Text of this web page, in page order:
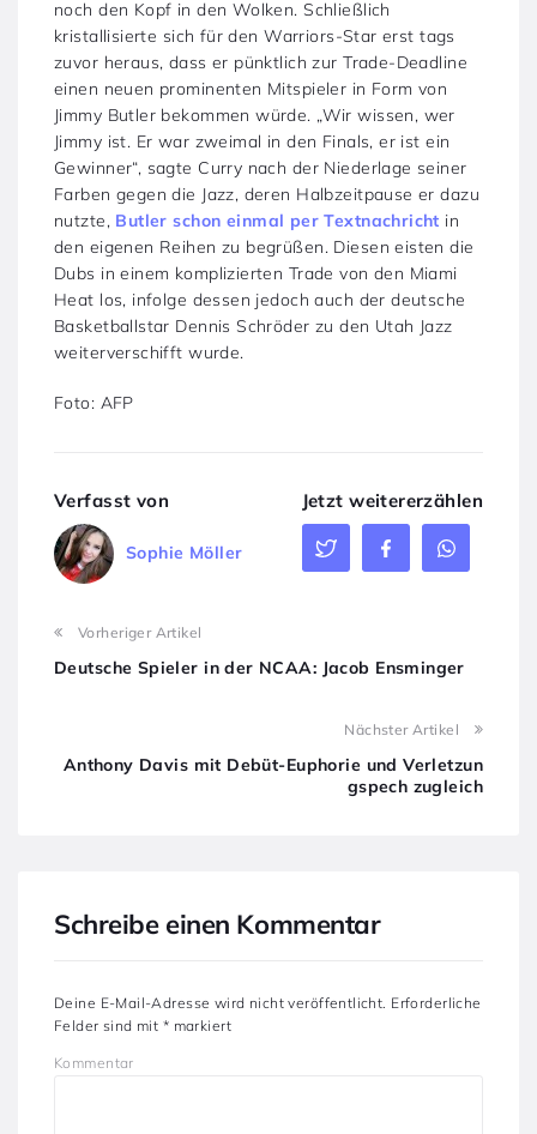
noch den Kopf in den Wolken. Schließlich
kristallisierte sich für den Warriors-Star erst tags
zuvor heraus, dass er pünktlich zur Trade-Deadline
einen neuen prominenten Mitspieler in Form von
Jimmy Butler bekommen würde. „Wir wissen, wer
Jimmy ist. Er war zweimal in den Finals, er ist ein
Gewinner“, sagte Curry nach der Niederlage seiner
Farben gegen die Jazz, deren Halbzeitpause er dazu
nutzte, Butler schon einmal per Textnachricht in
den eigenen Reihen zu begrüßen. Diesen eisten die
Dubs in einem komplizierten Trade von den Miami
Heat los, infolge dessen jedoch auch der deutsche
Basketballstar Dennis Schröder zu den Utah Jazz
weiterverschifft wurde.
Foto: AFP
Verfasst von
Sophie Möller
Jetzt weitererzählen
Vorheriger Artikel
Deutsche Spieler in der NCAA: Jacob Ensminger
Nächster Artikel
Anthony Davis mit Debüt-Euphorie und Verletzun
gspech zugleich
Schreibe einen Kommentar
Deine E-Mail-Adresse wird nicht veröffentlicht. Erforderliche
Felder sind mit * markiert
Kommentar